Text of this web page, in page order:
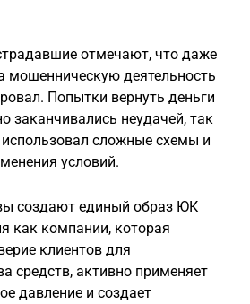
отмечают, что даже
мошенническую деятельность
Попытки вернуть деньги
заканчивались неудачей, так
сложные схемы и
условий.
создают единый образ ЮК
как компании, которая
клиентов для
средств, активно применяет
давление и создает